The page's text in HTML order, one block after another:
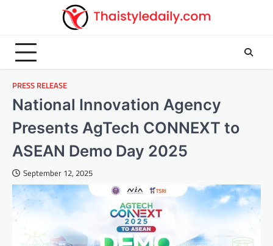
PRESS RELEASE
National Innovation Agency
Presents AgTech CONNEXT to
ASEAN Demo Day 2025
September 12, 2025